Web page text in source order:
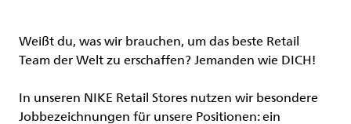
Weißt du, was wir brauchen, um das beste Retail
Team der Welt zu erschaffen? Jemanden wie DICH!
In unseren NIKE Retail Stores nutzen wir besondere
Jobbezeichnungen für unsere Positionen: ein